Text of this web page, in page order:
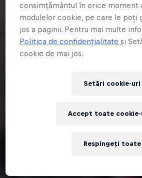
consimțământul în orice moment
modulelor cookie, pe care le poți
jos a paginii. Pentru mai multe
Politica de confidențialitateși
cookie de mai jos.
Setări cookie-uri
Respingeți toate
Accept toate